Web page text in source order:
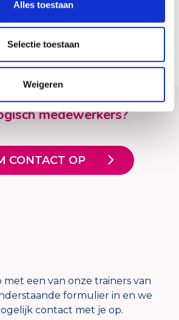
Alles toestaan
Selectie toestaan
Weigeren
2
de KIJK!-training voor
medewerkers?
CONTACT OP
een van onze trainers van
formulier in en we
contact met je op.